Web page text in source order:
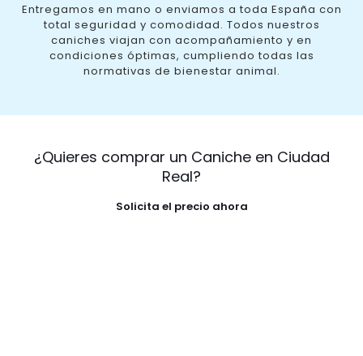
Entregamos en mano o enviamos a toda España con
total seguridad y comodidad. Todos nuestros
caniches viajan con acompañamiento y en
condiciones óptimas, cumpliendo todas las
normativas de bienestar animal.
¿Quieres comprar un Caniche en Ciudad
Real?
Solicita el precio ahora